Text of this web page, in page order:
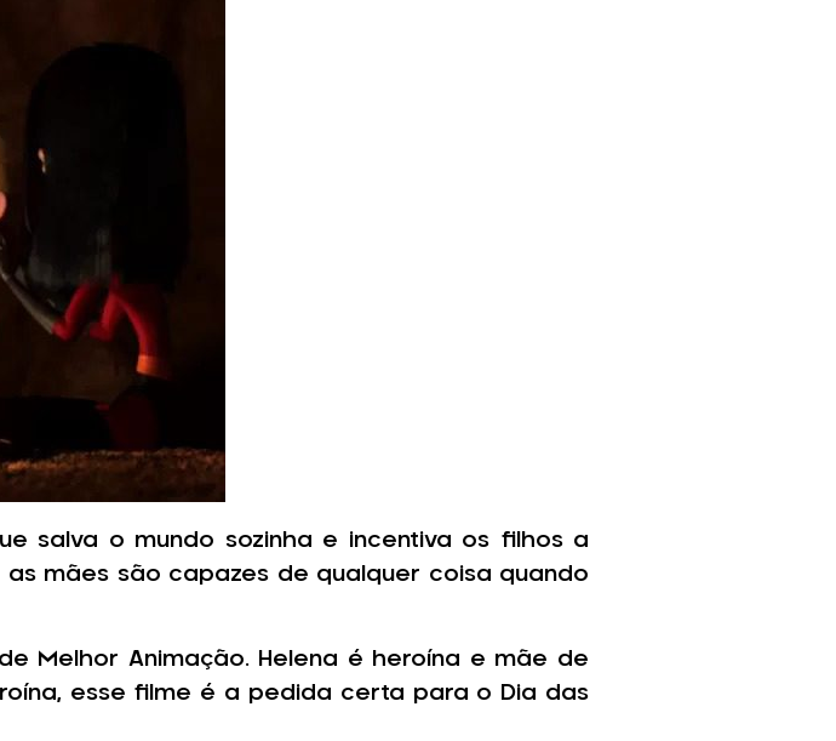
salva o mundo sozinha e incentiva os filhos a
mães são capazes de qualquer coisa quando
Melhor Animação. Helena é heroína e mãe de
esse filme é a pedida certa para o Dia das